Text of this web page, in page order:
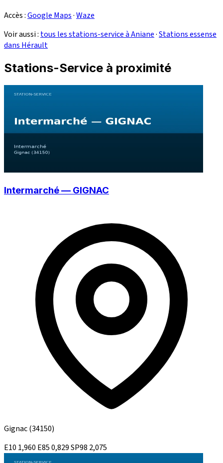
Accès :Google Maps·Waze
Voir aussi : tous les stations-service à Aniane·Stations essense
dans Hérault
Stations-Service à proximité
Intermarché — GIGNAC
Gignac(34150)
E10 1,960 E850,829SP98 2,075